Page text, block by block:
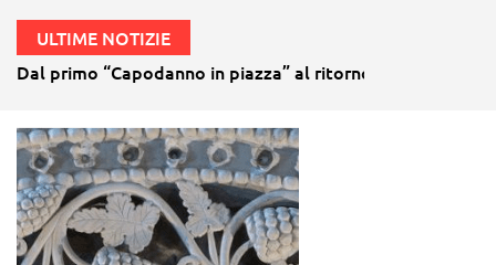
ULTIME NOTIZIE
Dal primo “Capodanno in piazza” al ritorno della